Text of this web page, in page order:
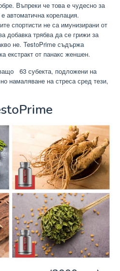
Въпреки че това е чудесно за
автоматична корелация.
спортисти не са имунизирани от
добавка трябва да се грижи за
не. TestoPrime съдържа
екстракт от панакс женшен.
63 субекта, подложени на
намаляване на стреса сред тези,